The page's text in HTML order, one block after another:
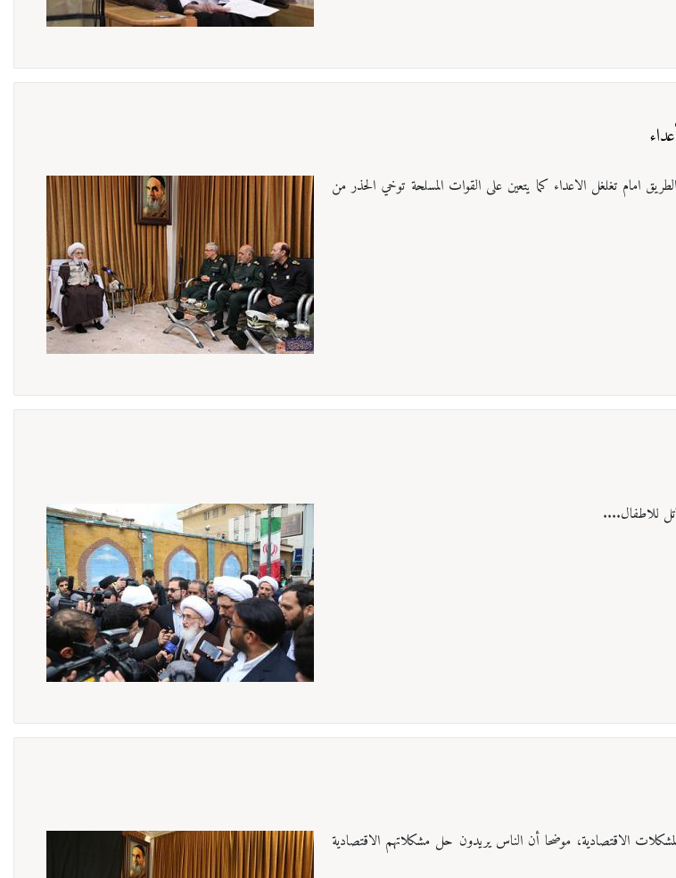
امام تغلغل الاعداء كما يتعين على القوات المسلحة توخي الحذر من
للاطفال....
الاقتصادية، موضحا أن الناس يريدون حل مشكلاتهم الاقتصادية